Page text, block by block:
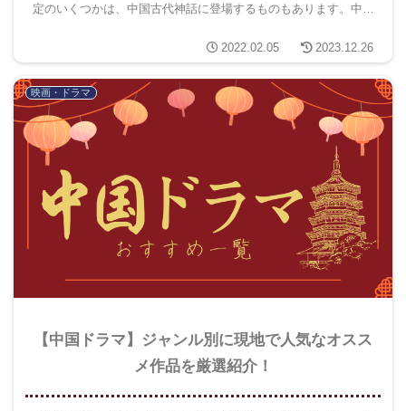
定のいくつかは、中国古代神話に登場するものもあります。中国
考察してみました。
2022.02.05 2023.12.26
映画・ドラマ
【中国ドラマ】ジャンル別に現地で人気なオスス
メ作品を厳選紹介！